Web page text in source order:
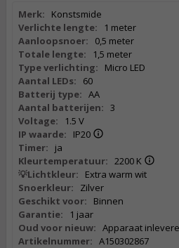
Merk:
Konstsmide
Verlichte lengte:
1 meter
Aanloopsnoer:
0,5 meter
Totale lengte:
1,5 meter
Type verlichting:
Micro LED
Aantal LEDs:
60
Batterij type: AA
Aantal batterijen: 3
Voltage:
1.5 V
IP waarde:
IP20
Timer:
ja
Kleurtemperatuur: 2200 K
💡Lichtkleur:
Extra warm wit
Snoerkleur:
Zilver
Geschikt voor:
Binnen
Garantie:
1 jaar
Oud voor nieuw: Apparaat
Artikelnummer: A150302867